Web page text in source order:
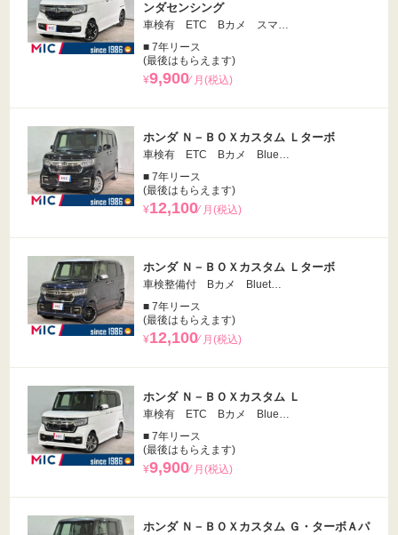
ンダセンシング
車検有 ETC Bカメ スマ…
■ 7年リース
(最後はもらえます)
¥9,900⁄ 月(税込)
ホンダ Ｎ－ＢＯＸカスタム Ｌターボ
車検有 ETC Bカメ Blue…
■ 7年リース
(最後はもらえます)
¥12,100⁄ 月(税込)
ホンダ Ｎ－ＢＯＸカスタム Ｌターボ
車検整備付 Bカメ Bluet…
■ 7年リース
(最後はもらえます)
¥12,100⁄ 月(税込)
ホンダ Ｎ－ＢＯＸカスタム Ｌ
車検有 ETC Bカメ Blue…
■ 7年リース
(最後はもらえます)
¥9,900⁄ 月(税込)
ホンダ Ｎ－ＢＯＸカスタム Ｇ・ターボＡパ